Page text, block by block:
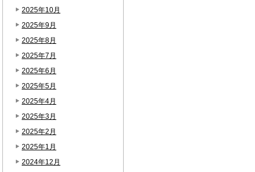
2025年10月
2025年9月
2025年8月
2025年7月
2025年6月
2025年5月
2025年4月
2025年3月
2025年2月
2025年1月
2024年12月